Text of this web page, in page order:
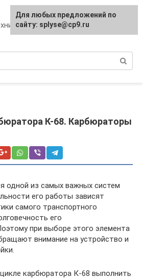
снегоходы,
К-68. Карбюраторы
одной из самых важных систем
его работы зависят
самого транспортного
его
при выборе этого элемента
внимание на устройство и
карбюратора К-68 выполнить
Для любых предложений по
сайту: splyse@cp9.ru